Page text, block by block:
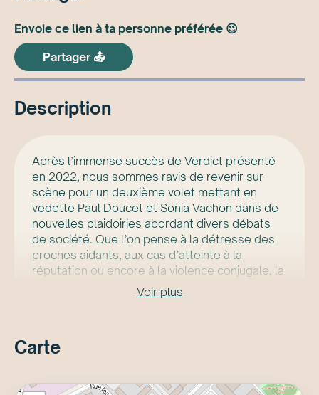
Envoie ce lien à ta personne préférée 😉
Partager 📤
Description
Après l’immense succès de Verdict présenté
en 2022, nous sommes ravis de revenir sur
scène pour un deuxième volet mettant en
vedette Paul Doucet et Sonia Vachon dans de
nouvelles plaidoiries abordant divers débats
de société. Que l’on pense à la détresse des
proches aidants, aux cas d’atteinte à la
réputation ou encore à la violence conjugale, la
société québécoise a débattu lorsque ces
causes ont été entendues en justice. Ce
où le public est invité à se positionner lors du
le feraient les membres d’un jury. Étape ultime
Voir plus
Carte